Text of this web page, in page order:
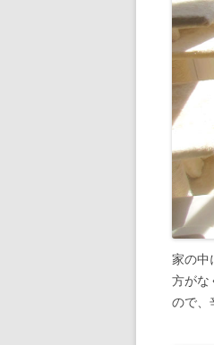
家の中
方がな
ので、